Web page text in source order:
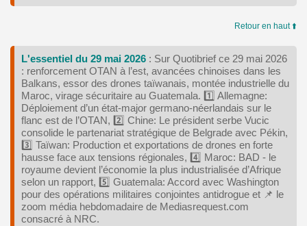
Retour en haut ⬆️
L'essentiel du 29 mai 2026 : Sur Quotibrief ce 29 mai 2026
: renforcement OTAN à l’est, avancées chinoises dans les
Balkans, essor des drones taïwanais, montée industrielle du
Maroc, virage sécuritaire au Guatemala. 1️⃣ Allemagne:
Déploiement d’un état-major germano-néerlandais sur le
flanc est de l’OTAN, 2️⃣ Chine: Le président serbe Vucic
consolide le partenariat stratégique de Belgrade avec Pékin,
3️⃣ Taïwan: Production et exportations de drones en forte
hausse face aux tensions régionales, 4️⃣ Maroc: BAD - le
royaume devient l’économie la plus industrialisée d’Afrique
selon un rapport, 5️⃣ Guatemala: Accord avec Washington
pour des opérations militaires conjointes antidrogue et 📌 le
zoom média hebdomadaire de Mediasrequest.com
consacré à NRC.